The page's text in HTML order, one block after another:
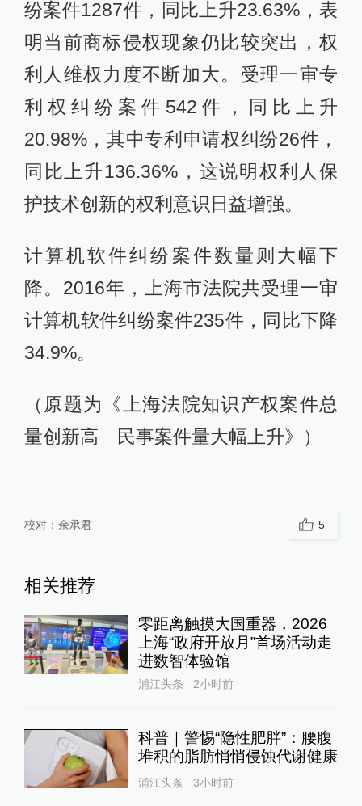
纷案件1287件，同比上升23.63%，表
明当前商标侵权现象仍比较突出，权
利人维权力度不断加大。受理一审专
利权纠纷案件542件，同比上升
20.98%，其中专利申请权纠纷26件，
同比上升136.36%，这说明权利人保
护技术创新的权利意识日益增强。
计算机软件纠纷案件数量则大幅下
降。2016年，上海市法院共受理一审
计算机软件纠纷案件235件，同比下降
34.9%。
（原题为《上海法院知识产权案件总
量创新高 民事案件量大幅上升》）
校对： 余承君 5
相关推荐
零距离触摸大国重器，2026
上海“政府开放月”首场活动走
进数智体验馆
浦江头条 2小时前
科普｜警惕“隐性肥胖”：腰腹
堆积的脂肪悄悄侵蚀代谢健康
浦江头条 3小时前